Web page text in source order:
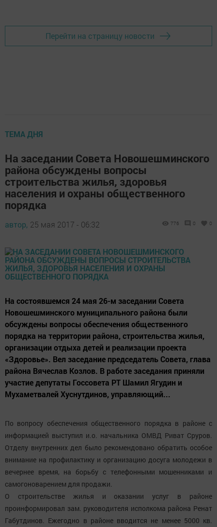
Перейти на страницу новости
ТЕМА ДНЯ
На заседании Совета Новошешминского
района обсуждены вопросы
строительства жилья, здоровья
населения и охраны общественного
порядка
автор, 25 мая 2017 - 06:32 776 0 0
На состоявшемся 24 мая 26-м заседании Совета
Новошешминского муниципального района были
обсуждены вопросы обеспечения общественного
порядка на территории района, строительства жилья,
организации отдыха детей и реализации проекта
«Здоровье». Вел заседание председатель Совета, глава
района Вячеслав Козлов. В работе заседания приняли
участие депутаты Госсовета РТ Шамил Ягудин и
Мухаметвалей Хуснутдинов, управляющий...
По вопросу обеспечения общественного порядка в районе с
информацией выступил и.о. начальника ОМВД Риват Сруров.
Отделу внутренних дел было рекомендовано обратить особое
внимание на профилактику и организацию досуга молодежи в
вечернее время, на борьбу с телефонными мошенниками и
самогоноварением для продажи.
О строительстве жилья и оказании услуг в районе
проинформировал зам. руководителя исполкома района Ренат
Габутдинов. Ежегодно в районе вводится не менее 5000 кв.